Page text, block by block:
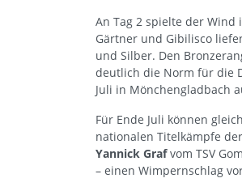
An Tag 2 spielte der
Gärtner und Gibilisco
und Silber. Den
deutlich die Norm für die
Juli in Mönchengladbach
Für Ende Juli können
nationalen Titelkämpfe
Yannick Grafvom TSV
– einen Wimpernschlag